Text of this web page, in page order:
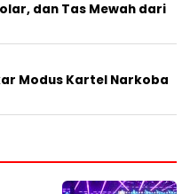
dan Tas Mewah dari
Modus Kartel Narkoba